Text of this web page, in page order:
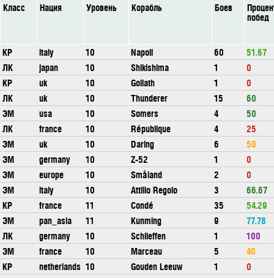
Класс Нация Уровень Корабль Боев
побед
КР italy 10 Napoli 60
51.67
ЛК
japan 10 Shikishima 1
0
КР
uk 10 Goliath 1
0
ЛК
uk 10 Thunderer 15
60
ЭМ
usa 10 Somers 4
50
ЛК
france 10 République 4
25
ЭМ
uk 10 Daring 6
50
ЭМ
germany 10 Z-52 1
0
ЭМ
europe 10 Småland 2
0
ЭМ
italy 10 Attilio Regolo 3
66.67
КР
france 11 Condé 35
54.29
ЭМ
pan_asia 11 Kunming 9
77.78
ЛК
germany 10 Schlieffen 1
100
ЭМ
france 10 Marceau 5
40
КР
netherlands 10 Gouden Leeuw 1
0